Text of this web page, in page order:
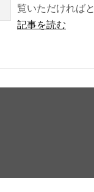
覧いただければ
記事を読む